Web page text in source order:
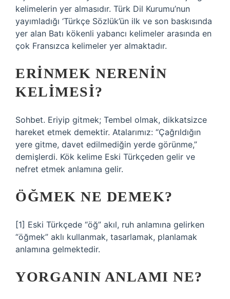
kelimelerin yer almasıdır. Türk Dil Kurumu’nun
yayımladığı ‘Türkçe Sözlük’ün ilk ve son baskısında
yer alan Batı kökenli yabancı kelimeler arasında en
çok Fransızca kelimeler yer almaktadır.
ERINMEK NERENIN
KELIMESI?
Sohbet. Eriyip gitmek; Tembel olmak, dikkatsizce
hareket etmek demektir. Atalarımız: “Çağrıldığın
yere gitme, davet edilmediğin yerde görünme,”
demişlerdi. Kök kelime Eski Türkçeden gelir ve
nefret etmek anlamına gelir.
ÖĞMEK NE DEMEK?
[1] Eski Türkçede “öğ” akıl, ruh anlamına gelirken
“öğmek” aklı kullanmak, tasarlamak, planlamak
anlamına gelmektedir.
YORGANIN ANLAMI NE?